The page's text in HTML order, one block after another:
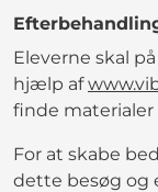
Eleverne skal
hjælp af
finde
For at skabe
dette besøg og